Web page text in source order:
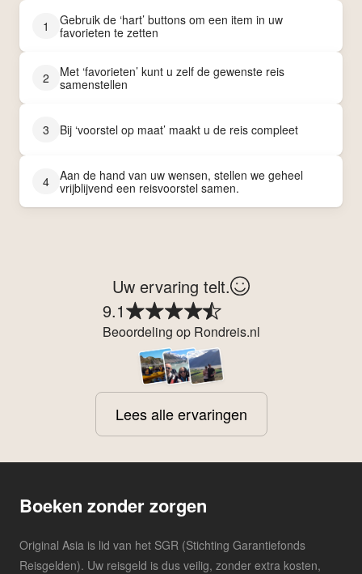
1
Gebruik de ‘hart’ buttons om een item in uw
favorieten te zetten
2
Met ‘favorieten’ kunt u zelf de gewenste reis
samenstellen
3 Bij ‘voorstel op maat’ maakt u de reis compleet
4
Aan de hand van uw wensen, stellen we geheel
vrijblijvend een reisvoorstel samen.
Uw ervaring telt.
9.1
Beoordeling op Rondreis.nl
Lees alle ervaringen
Boeken zonder zorgen
Original Asia is lid van het SGR (Stichting Garantiefonds
Reisgelden). Uw reisgeld is dus veilig, zonder extra kosten,